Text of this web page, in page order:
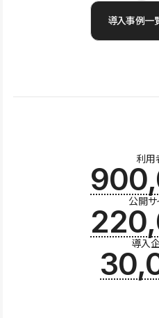
導入事例一
利用
公開サ
導入